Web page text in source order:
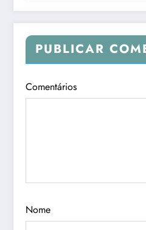
em Ladário
PUBLICAR
Comentários
Nome